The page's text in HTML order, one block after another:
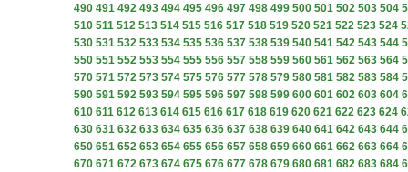
490 491 492 493 494 495 496 497 498 499 500 501 502 503 504
510 511 512 513 514 515 516 517 518 519 520 521 522 523 524
530 531 532 533 534 535 536 537 538 539 540 541 542 543 544
550 551 552 553 554 555 556 557 558 559 560 561 562 563 564
570 571 572 573 574 575 576 577 578 579 580 581 582 583 584
590 591 592 593 594 595 596 597 598 599 600 601 602 603 604
610 611 612 613 614 615 616 617 618 619 620 621 622 623 624
630 631 632 633 634 635 636 637 638 639 640 641 642 643 644
650 651 652 653 654 655 656 657 658 659 660 661 662 663 664
670 671 672 673 674 675 676 677 678 679 680 681 682 683 684